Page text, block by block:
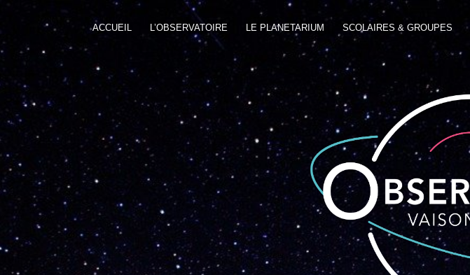
ACCUEIL L’OBSERVATOIRE LE PLANETARIUM SCOLAIRES & GROUPES